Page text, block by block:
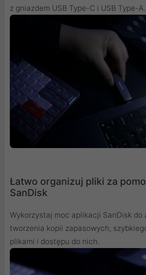
z gniazdem USB Type-C i USB Type-A.
Łatwo organizuj pliki za
SanDisk
Wykorzystaj moc aplikacji SanDisk
tworzenia kopii zapasowych,
plikami i dostępu do nich.